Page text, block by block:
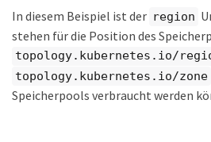
  zone: Iowa-DC-B
  supportedTopologies:
  - topology.kubernetes.io/region: us-central1
topology.kubernetes.io/
In diesem Beispiel ist der region
stehen für die Position des
topology.kubernetes.io/
topology.kubernetes.io/zone
Speicherpools verbraucht werden